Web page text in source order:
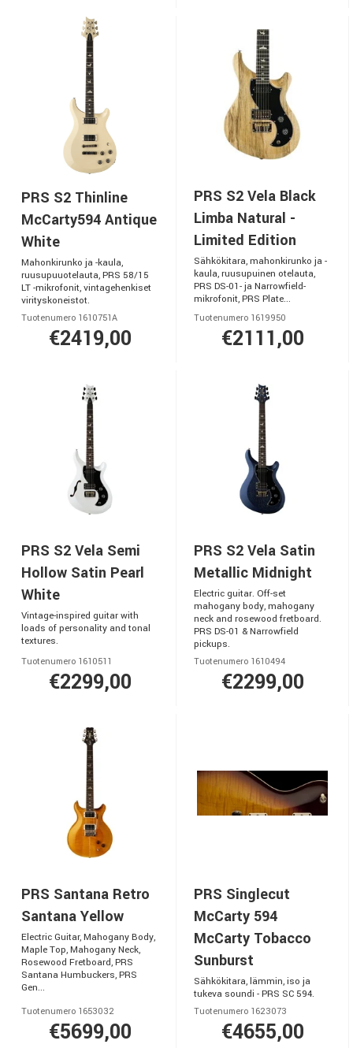
PRS S2 Thinline
McCarty594 Antique
White
Mahonkirunko ja -kaula,
ruusupuuotelauta, PRS 58/15
LT -mikrofonit, vintagehenkiset
virityskoneistot.
Tuotenumero 1610751A
€2419,00
PRS S2 Vela Black
Limba Natural -
Limited Edition
Sähkökitara, mahonkirunko ja -
kaula, ruusupuinen otelauta,
PRS DS-01- ja Narrowfield-
mikrofonit, PRS Plate...
Tuotenumero 1619950
€2111,00
PRS S2 Vela Semi
Hollow Satin Pearl
White
Vintage-inspired guitar with
loads of personality and tonal
textures.
Tuotenumero 1610511
€2299,00
PRS S2 Vela Satin
Metallic Midnight
Electric guitar. Off-set
mahogany body, mahogany
neck and rosewood fretboard.
PRS DS-01 & Narrowfield
pickups.
Tuotenumero 1610494
€2299,00
PRS Santana Retro
Santana Yellow
Electric Guitar, Mahogany Body,
Maple Top, Mahogany Neck,
Rosewood Fretboard, PRS
Santana Humbuckers, PRS
Gen...
Tuotenumero 1653032
€5699,00
PRS Singlecut
McCarty 594
McCarty Tobacco
Sunburst
Sähkökitara, lämmin, iso ja
tukeva soundi - PRS SC 594.
Tuotenumero 1623073
€4655,00